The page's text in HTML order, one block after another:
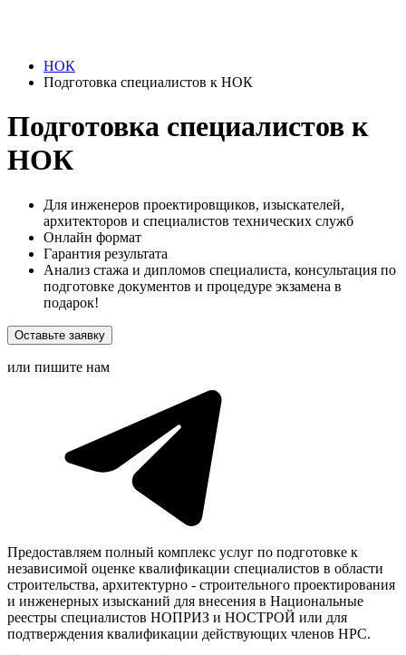
НОК
Подготовка специалистов к НОК
Подготовка специалистов к
НОК
Для инженеров проектировщиков, изыскателей,
архитекторов и специалистов технических служб
Онлайн формат
Гарантия результата
Анализ стажа и дипломов специалиста, консультация по
подготовке документов и процедуре экзамена в
подарок!
Оставьте заявку
или пишите нам
Предоставляем полный комплекс услуг по подготовке к
независимой оценке квалификации специалистов в области
строительства, архитектурно - строительного проектирования
и инженерных изысканий для внесения в Национальные
реестры специалистов НОПРИЗ и НОСТРОЙ или для
подтверждения квалификации действующих членов НРС.